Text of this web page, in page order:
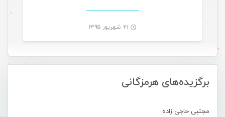
برگزیده‌های هرمزگانی
مجتبی حاجی زاده
۲۱ شهریور ۱۳۹۵